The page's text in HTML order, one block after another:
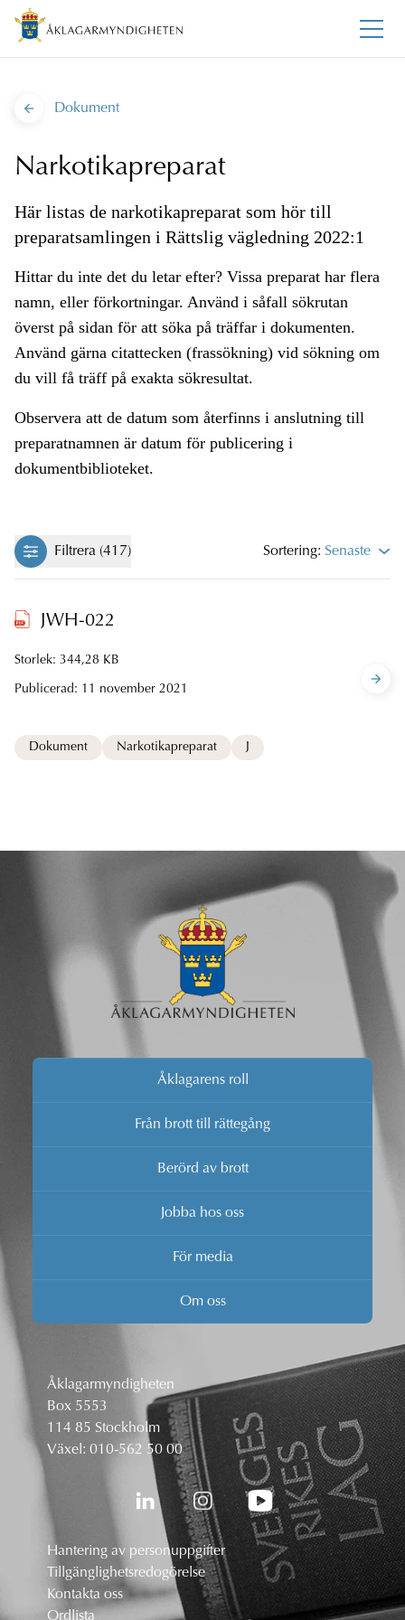
Dokument
Narkotikapreparat
Här listas de narkotikapreparat som hör till
preparatsamlingen i Rättslig vägledning 2022:1
Hittar du inte det du letar efter? Vissa preparat har flera
namn, eller förkortningar. Använd i såfall sökrutan
överst på sidan för att söka på träffar i dokumenten.
Använd gärna citattecken (frassökning) vid sökning om
du vill få träff på exakta sökresultat.
Observera att de datum som återfinns i anslutning till
preparatnamnen är datum för publicering i
dokumentbiblioteket.
Filtrera (417) Sortering: Senaste
JWH-022
Storlek: 344,28 KB
Publicerad: 11 november 2021
Dokument Narkotikapreparat J
Åklagarens roll
Från brott till rättegång
Berörd av brott
Jobba hos oss
För media
Om oss
Åklagarmyndigheten
Box 5553
114 85 Stockholm
Växel: 010-562 50 00
Hantering av personuppgifter
Tillgänglighetsredogörelse
Kontakta oss
Ordlista